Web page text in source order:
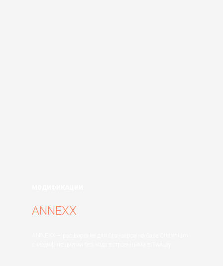
ANNEXX